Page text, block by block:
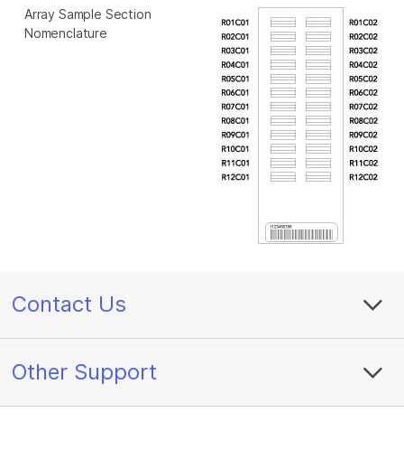
Array Sample Section
Nomenclature
Contact Us
Other Support